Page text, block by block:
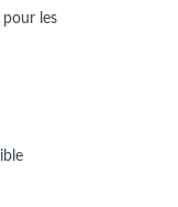
les